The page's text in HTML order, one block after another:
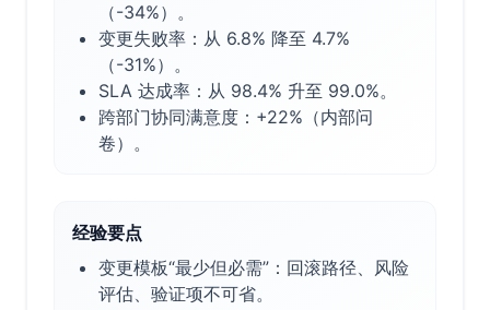
（-34%）。
变更失败率：从 6.8% 降至 4.7%
（-31%）。
SLA 达成率：从 98.4% 升至 99.0%。
跨部门协同满意度：+22%（内部问
卷）。
经验要点
变更模板“最少但必需”：回滚路径、风险
评估、验证项不可省。